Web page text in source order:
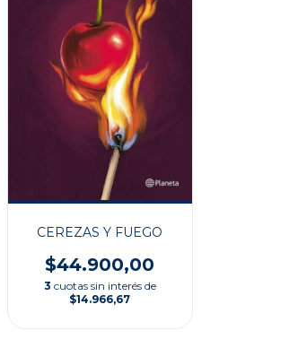
CEREZAS Y FUEGO
$44.900,00
3 cuotas sin interés de
$14.966,67